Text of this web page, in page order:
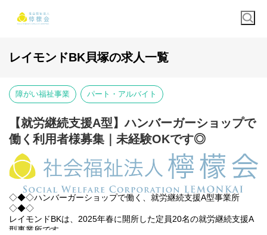
レイモンドBK貝塚の求人一覧
障がい福祉事業 パート・アルバイト
【就労継続支援A型】ハンバーガーショップで
働く利用者様募集｜未経験OKです◎
◇◆◇ハンバーガーショップで働く、就労継続支援A型事業所
◇◆◇
レイモンドBKは、2025年春に開所した定員20名の就労継続支援A
型事業所です。